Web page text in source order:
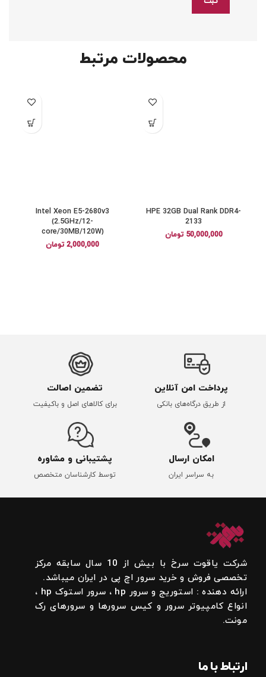
محصولات مرتبط
HPE 32GB Dual Rank DDR4-
2133
50,000,000 تومان
Intel Xeon E5-2680v3
(2.5GHz/12-
core/30MB/120W)
2,000,000 تومان
پرداخت امن آنلاین
از طریق درگاه‌های بانکی
تضمین اصالت
برای کالاهای اصل و باکیفیت
امکان ارسال
به سراسر ایران
پشتیبانی و مشاوره
توسط کارشناسان متخصص
شرکت یاقوت سرخ با بیش از 10 سال سابقه مرکز
تخصصی فروش و خرید سرور اچ پی در ایران میباشد.
ارائه دهنده : استوریج و سرور hp ، سرور استوک hp ،
انواع کامپیوتر سرور و کیس سرورها و سرورهای رک
مونت.
ارتباط با ما